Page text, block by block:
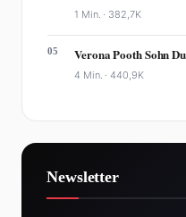
1 Min. · 382,7K
05 Verona Pooth Sohn
4 Min. ·440,9K
Newsletter